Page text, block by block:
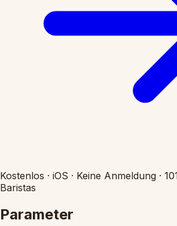
Kostenlos · iOS · Keine Anmeldung ·
Baristas
Parameter